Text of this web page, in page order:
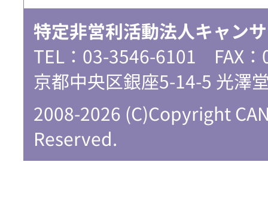
特定非営利活動法人キャン
TEL：03-3546-6101 FAX
京都中央区銀座5-14-5 光
2008-2026 (C)Copyright
Reserved.